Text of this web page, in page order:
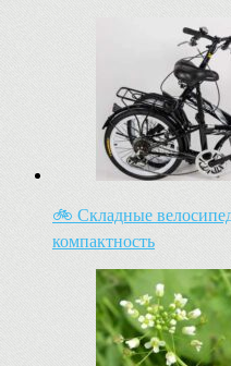
🚲 Складные
компактность